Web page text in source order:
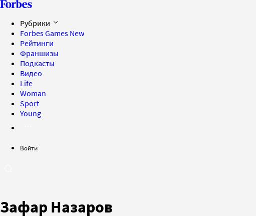
Рубрики
Forbes Games New
Рейтинги
Франшизы
Подкасты
Видео
Life
Woman
Sport
Young
Войти
Зафар Назаров